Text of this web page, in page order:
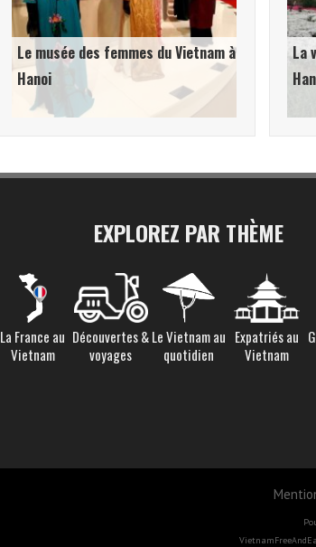
Le musée des femmes du Vietnam à
Hanoi
La
EXPLOREZ PAR THÈME
La France au
Vietnam
Découvertes &
voyages
Le Vietnam au
quotidien
Expatriés au
Vietnam